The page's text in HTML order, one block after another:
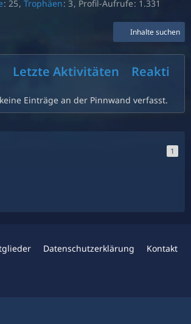
25 Trophäen 3 Profil-Aufrufe 1.331
Inhalte suchen
Letzte Aktivitäten
Einträge an der Pinnwand verfasst.
1
Datenschutzerklärung Kontakt